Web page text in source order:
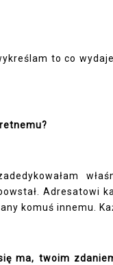
to co
Adresatowi
komuś innemu.
ma, twoim